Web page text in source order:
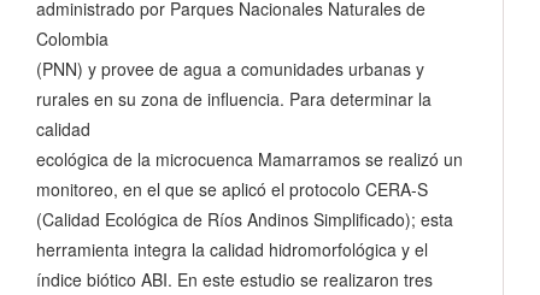
administrado por Parques Nacionales Naturales de
Colombia
(PNN) y provee de agua a comunidades urbanas y
rurales en su zona de influencia. Para determinar la
calidad
ecológica de la microcuenca Mamarramos se realizó un
monitoreo, en el que se aplicó el protocolo CERA-S
(Calidad Ecológica de Ríos Andinos Simplificado); esta
herramienta integra la calidad hidromorfológica y el
índice biótico ABI. En este estudio se realizaron tres